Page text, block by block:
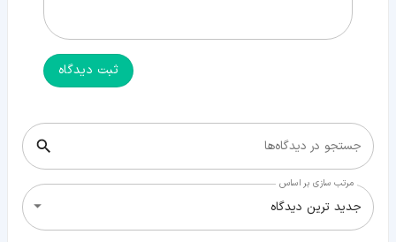
ثبت دیدگاه
جستجو در دیدگاه‌ها
مرتب سازی بر اساس
جدید ترین دیدگاه